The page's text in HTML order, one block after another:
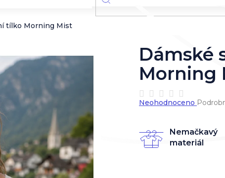
tílko Morning Mist
Nemačkavý
materiál
Dámské
Morning
Průměrné
hodnocení
0,0
z
Neohodnoceno